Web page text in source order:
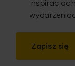
Zapisz się